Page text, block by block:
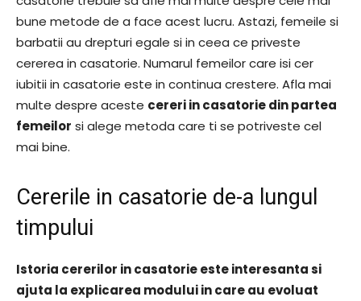
bune metode de a face acest lucru. Astazi, femeile si
barbatii au drepturi egale si in ceea ce priveste
cererea in casatorie. Numarul femeilor care isi cer
iubitii in casatorie este in continua crestere. Afla mai
multe despre aceste cereri in casatorie din partea
femeilor si alege metoda care ti se potriveste cel
mai bine.
Cererile in casatorie de-a lungul
timpului
Istoria cererilor in casatorie este interesanta si
ajuta la explicarea modului in care au evoluat